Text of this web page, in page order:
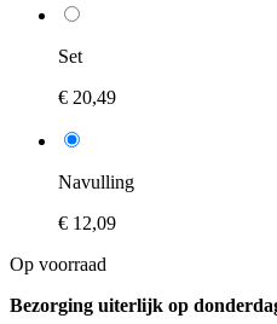
Set
€ 20,49
Navulling
€ 12,09
Op voorraad
Bezorging uiterlijk op